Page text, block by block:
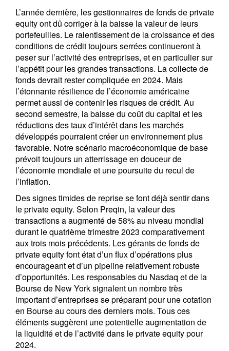
L’année dernière, les gestionnaires de fonds de private
equity ont dû corriger à la baisse la valeur de leurs
portefeuilles. Le ralentissement de la croissance et des
conditions de crédit toujours serrées continueront à
peser sur l’activité des entreprises, et en particulier sur
l’appétit pour les grandes transactions. La collecte de
fonds devrait rester compliquée en 2024. Mais
l’étonnante résilience de l’économie américaine
permet aussi de contenir les risques de crédit. Au
second semestre, la baisse du coût du capital et les
réductions des taux d’intérêt dans les marchés
développés pourraient créer un environnement plus
favorable. Notre scénario macroéconomique de base
prévoit toujours un atterrissage en douceur de
l’économie mondiale et une poursuite du recul de
l’inflation.
Des signes timides de reprise se font déjà sentir dans
le private equity. Selon Preqin, la valeur des
transactions a augmenté de 58% au niveau mondial
durant le quatrième trimestre 2023 comparativement
aux trois mois précédents. Les gérants de fonds de
private equity font état d’un flux d’opérations plus
encourageant et d’un pipeline relativement robuste
d’opportunités. Les responsables du Nasdaq et de la
Bourse de New York signalent un nombre très
important d’entreprises se préparant pour une cotation
en Bourse au cours des derniers mois. Tous ces
éléments suggèrent une potentielle augmentation de
la liquidité et de l’activité dans le private equity pour
2024.